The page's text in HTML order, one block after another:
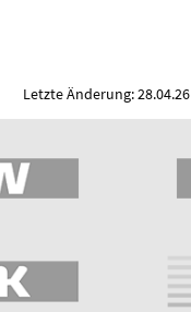
Letzte Änderung: 28.04.26